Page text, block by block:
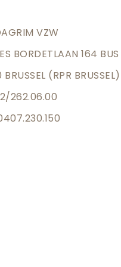
VZW
BORDETLAAN 164
BRUSSEL (RPR BRUSSEL)
262.06.00